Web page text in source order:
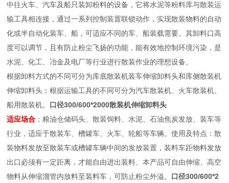
中往火车、汽车及船只装卸粉料的设备，它将水泥等粉料库与散装运
输工具相连接，通过一系列控制装置联锁动作，实现散装物料的自动
化或半自动化装车、船，可适应不同的车、船装载需要。其卸料口高
度可以调节，且有防止粉尘飞扬的功能，能有效地控制环境污染，是
水泥、化工、冶金及电厂等行业进行散装作业的理想设备。
根据卸料方式的不同可分为库底散装机装车伸缩卸料头和库侧散装机
伸缩卸料头；根据运输工具的不同可分为汽车散装机、火车散装机、
船用散装机。 口径300/600*2000散装机伸缩卸料头
适应场合 ：粮油仓储码头、散装饲料、水泥、石油焦炭发放、装车等
行业，适应于散装车、槽罐车、火车、轮船等车辆。使用及特点：散
装物料发放至散装车或槽罐车辆中间的发放装置，装料车距物料发放
出口必须有一定距离，才能自由进出装料、本产品可自由伸缩、高空
物料从伸缩溜管内放料至装料车，可防止粉尘外溢。 口径300/600*2